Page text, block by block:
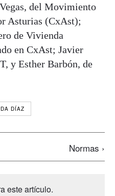
del Movimiento
Asturias (CxAst);
de Vivienda
en CxAst; Javier
y Esther Barbón, de
DÍAZ
Normas ›
este artículo.